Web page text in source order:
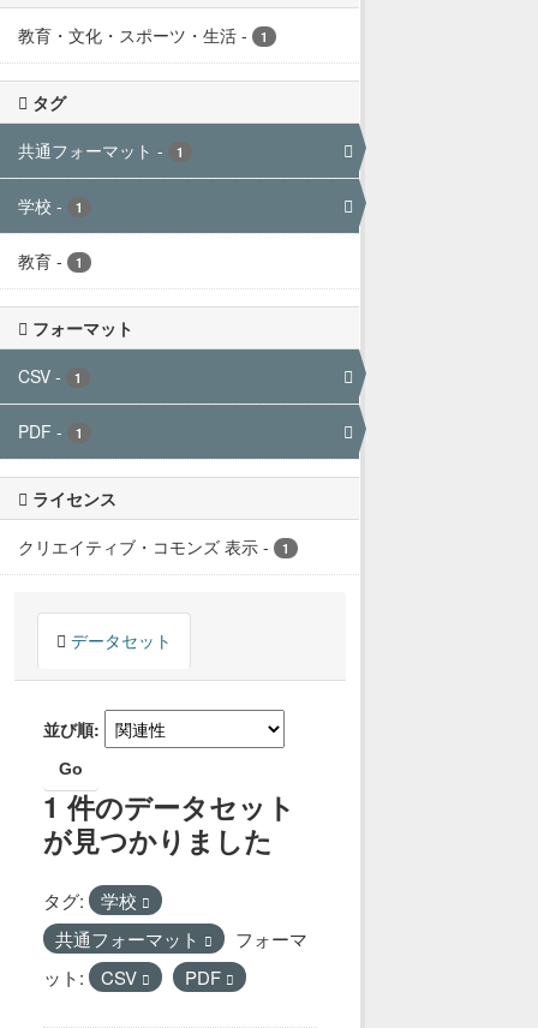
教育・文化・スポーツ・生活 - 1
タグ
共通フォーマット - 1
学校 - 1
教育 - 1
フォーマット
CSV - 1
PDF - 1
ライセンス
クリエイティブ・コモンズ 表示 - 1
データセット
並び順
Go
1 件のデータセット
が見つかりました
タグ:
学校
共通フォーマット
フォーマ
ット:
CSV PDF